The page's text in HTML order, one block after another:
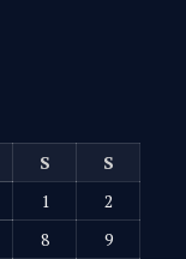
S
S
1
2
8
9